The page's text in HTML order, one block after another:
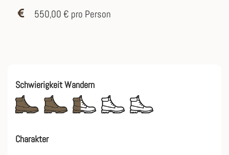
550,00 € pro Person
Schwierigkeit Wandern
Charakter